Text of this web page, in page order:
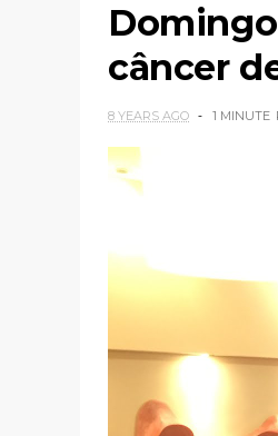
câncer
8 YEARS AGO 1 MINUTE